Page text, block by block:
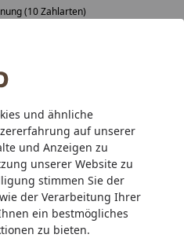
und ähnliche
auf unserer
und Anzeigen zu
unserer Website zu
stimmen Sie der
der Verarbeitung Ihrer
ein bestmögliches
zu bieten.
(10 Zahlarten)